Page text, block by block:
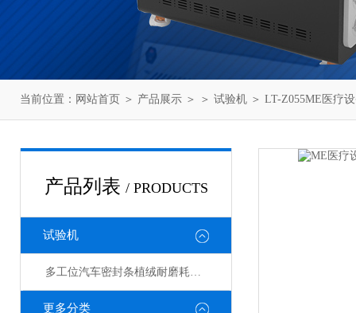
当前位置： 网站首页 ＞ 产品展示 ＞ ＞ 试验机 ＞ LT-Z055ME医疗
产品列表 / PRODUCTS
试验机
多工位汽车密封条植绒耐磨耗试验机
更多分类